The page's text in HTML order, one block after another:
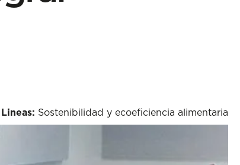
Lineas: Sostenibilidad y ecoeficiencia alimentaria